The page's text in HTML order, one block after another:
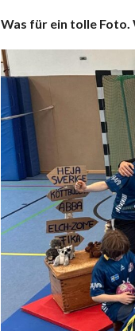
Was für ein tolle Foto.